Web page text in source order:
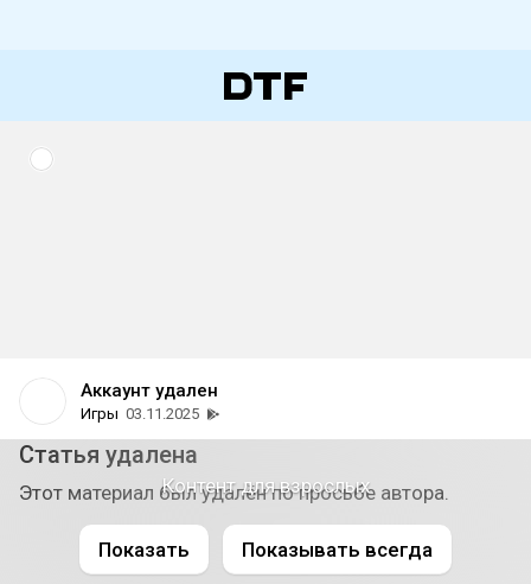
Аккаунт удален
Игры 03.11.2025
Статья удалена
Этот материал был удалён по просьбе автора.
Контент для взрослых
Показать Показывать всегда